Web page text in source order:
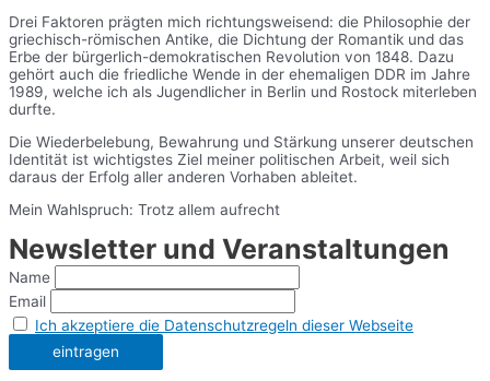
Drei Faktoren prägten mich richtungsweisend: die Philosophie der
griechisch-römischen Antike, die Dichtung der Romantik und das
Erbe der bürgerlich-demokratischen Revolution von 1848. Dazu
gehört auch die friedliche Wende in der ehemaligen DDR im Jahre
1989, welche ich als Jugendlicher in Berlin und Rostock miterleben
durfte.
Die Wiederbelebung, Bewahrung und Stärkung unserer deutschen
Identität ist wichtigstes Ziel meiner politischen Arbeit, weil sich
daraus der Erfolg aller anderen Vorhaben ableitet.
Mein Wahlspruch: Trotz allem aufrecht
Newsletter und Veranstaltungen
Name
Email
Ich akzeptiere die Datenschutzregeln dieser Webseite